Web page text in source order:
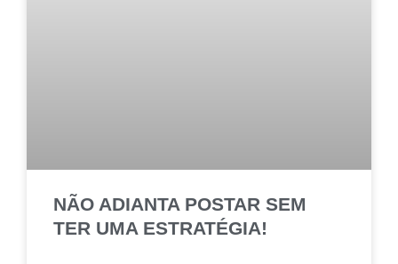
NÃO ADIANTA POSTAR SEM
TER UMA ESTRATÉGIA!